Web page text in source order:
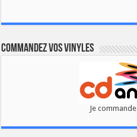
Commandez vos vinyles
Je